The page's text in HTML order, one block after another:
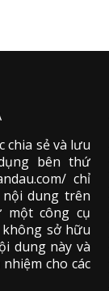
chia sẻ và lưu
bên thứ
chỉ
dung trên
một công cụ
sở hữu
dung này và
cho các